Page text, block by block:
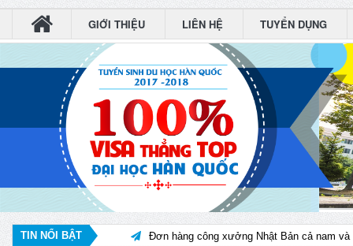
GIỚI THIỆU LIÊN HỆ TUYỂN DỤNG
TIN NỔI BẬT
Hình ảnh thi tuyển đơn hàng XKLĐ Nhật
THƯ CHÚC TẾT NĂM 2021 CỦA CHỦ
Đơn hàng công xưởng Nhật Bản cả nam và